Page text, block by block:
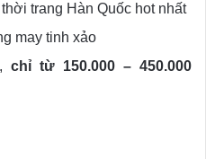
trang Hàn Quốc hot nhất
may tinh xảo
chỉ từ 150.000 – 450.000